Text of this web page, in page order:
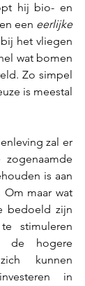
hij bio- en
een eerlijke
het vliegen
wat bomen
Zo simpel
is meestal
zal er
is aan
Om maar wat
bedoeld zijn
stimuleren
de hogere
kunnen
in